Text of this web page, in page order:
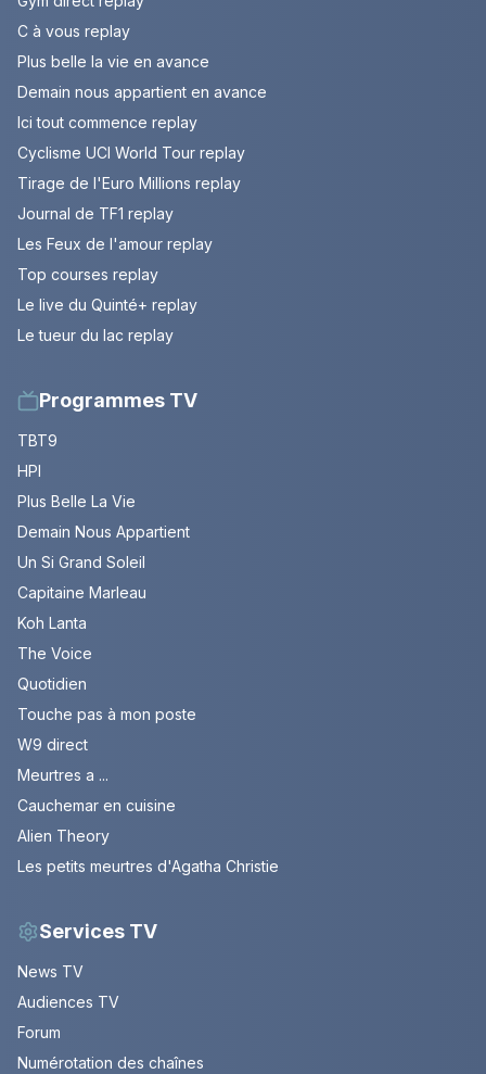
C à vous replay
Plus belle la vie en avance
Demain nous appartient en avance
Ici tout commence replay
Cyclisme UCI World Tour replay
Tirage de l'Euro Millions replay
Journal de TF1 replay
Les Feux de l'amour replay
Top courses replay
Le live du Quinté+ replay
Le tueur du lac replay
Programmes TV
TBT9
HPI
Plus Belle La Vie
Demain Nous Appartient
Un Si Grand Soleil
Capitaine Marleau
Koh Lanta
The Voice
Quotidien
Touche pas à mon poste
W9 direct
Meurtres a ...
Cauchemar en cuisine
Alien Theory
Les petits meurtres d'Agatha Christie
Services TV
News TV
Audiences TV
Forum
Numérotation des chaînes